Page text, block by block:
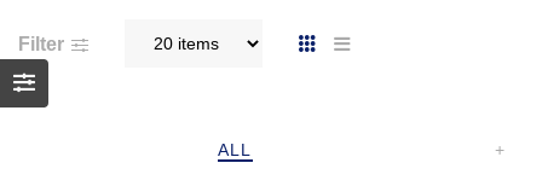
Filter
ALL +